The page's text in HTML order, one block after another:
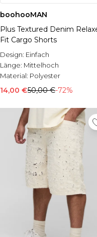
boohooMAN
Plus Textured Denim
Fit Cargo Shorts
Design: Einfach
Länge: Mittelhoch
Material: Polyester
14,00 €50,00 €-72%